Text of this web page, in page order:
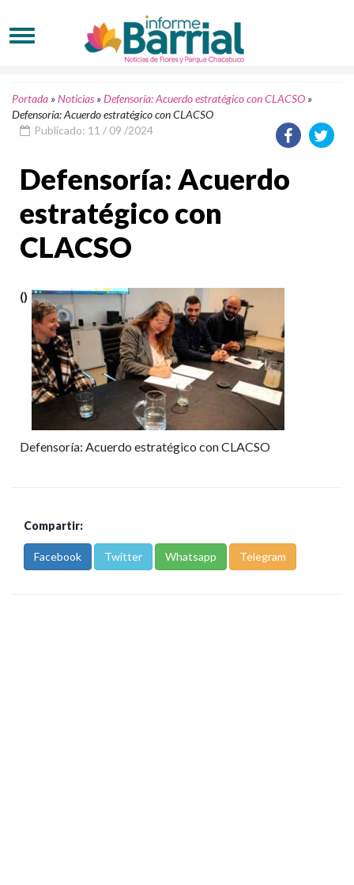
Portada »Noticias »Defensoría: Acuerdo estratégico con CLACSO »
Defensoría: Acuerdo estratégico con CLACSO
Publicado: 11 / 09 /2024
Defensoría: Acuerdo
estratégico con
CLACSO
()
Defensoría: Acuerdo estratégico con CLACSO
Compartir:
Facebook Twitter Whatsapp Telegram